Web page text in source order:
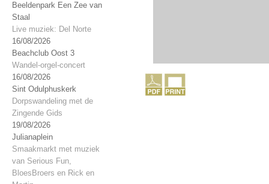
Beeldenpark Een Zee van
Staal
Live muziek: Del Norte
16/08/2026
Beachclub Oost 3
Wandel-orgel-concert
16/08/2026
Sint Odulphuskerk
Dorpswandeling met de
Zingende Gids
19/08/2026
Julianaplein
Smaakmarkt met muziek
van Serious Fun,
BloesBroers en Rick en